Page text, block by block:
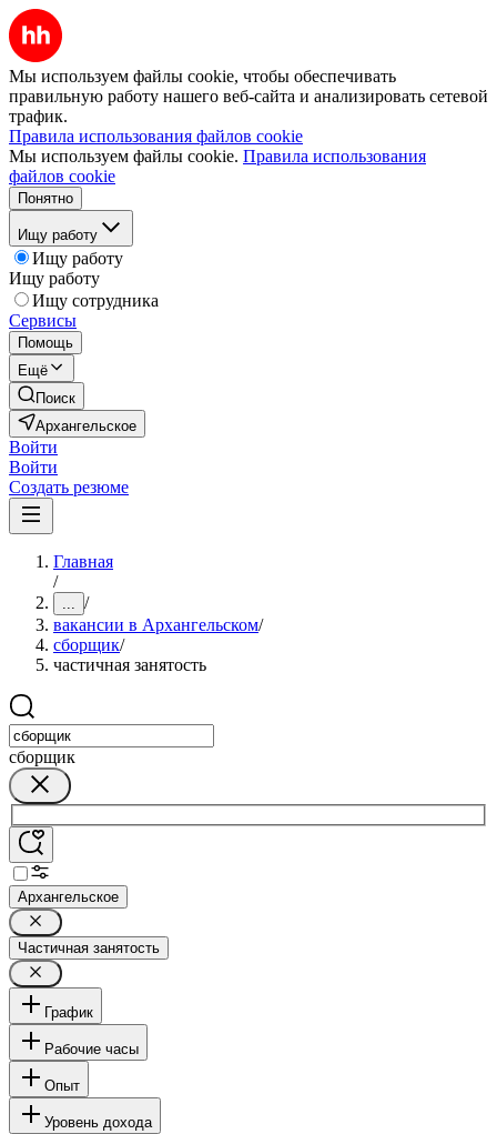
Мы используем файлы cookie, чтобы обеспечивать
правильную работу нашего веб-сайта и анализировать сетевой
трафик.
Правила использования файлов cookie
Мы используем файлы cookie. Правила использования
файлов cookie
Понятно
Ищу работу
Ищу работу
Ищу работу
Ищу сотрудника
Сервисы
Помощь
Ещё
Поиск
Архангельское
Войти
Войти
Создать резюме
Главная
/
... /
вакансии в Архангельском/
сборщик/
частичная занятость
сборщик
Архангельское
Частичная занятость
График
Рабочие часы
Опыт
Уровень дохода